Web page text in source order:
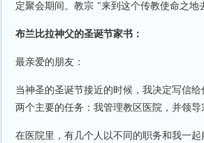
定聚会期间。教宗 "来到这个传教使命之地
布兰比拉神父的圣诞节家书 ：
最亲爱的朋友：
当神圣的圣诞节接近的时候，我决定写信
两个主要的任务：我管理教区医院，并领导
在医院里，有几个人以不同的职务和我一